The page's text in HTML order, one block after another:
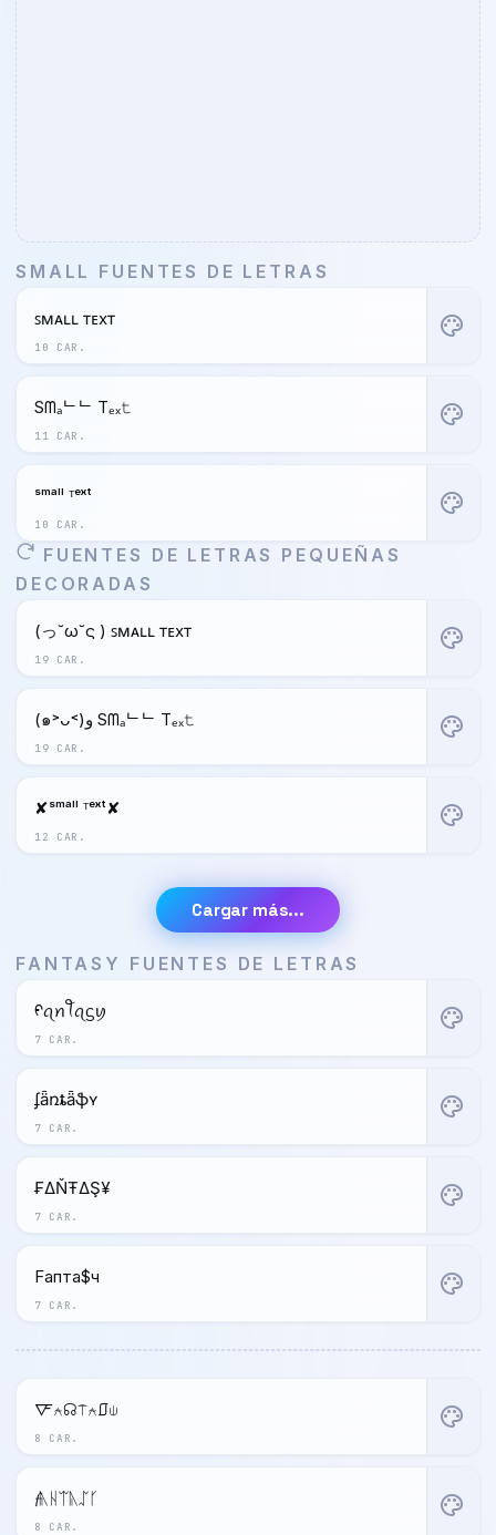
SMALL FUENTES DE LETRAS
10 CAR.
ꜱᴍᴀʟʟ ᴛᴇxᴛ palette
11 CAR.
Sᗰₐᄂᄂ Tₑₓ𝚝 palette
10 CAR.
ˢᵐᵃˡˡ ᵀᵉˣᵗ palette
FUENTES DE LETRAS PEQUEÑAS
DECORADAS
19 CAR.
(っ˘ω˘ς ) ꜱᴍᴀʟʟ ᴛᴇxᴛ palette
19 CAR.
(๑˃ᴗ˂)ﻭ Sᗰₐᄂᄂ Tₑₓ𝚝 palette
12 CAR.
✘ˢᵐᵃˡˡ ᵀᵉˣᵗ✘ palette
Cargar más...
FANTASY FUENTES DE LETRAS
7 CAR.
ᠻꪖꪀꪻꪖᦓꪗ palette
7 CAR.
ʄǟռȶǟֆʏ palette
7 CAR.
₣ΔŇŦΔŞ¥ palette
7 CAR.
Fапта$ч palette
8 CAR.
🜅⍲☊⍑⍲⎎⍦ palette
8 CAR.
𝓯ᚣᚺᛠᚣᛢᚴ palette